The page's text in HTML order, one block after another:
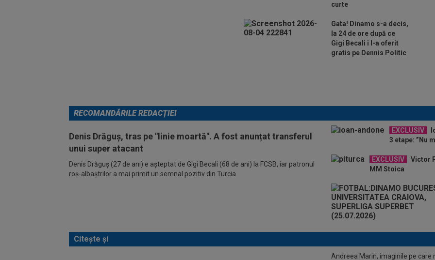
curte
Gata! Dinamo s-a decis,
la 24 de ore după ce
Gigi Becali i l-a oferit
gratis pe Dennis Politic
RECOMANDĂRILE REDACȚIEI
Denis Drăguș, tras pe "linie moartă". A fost anunțat transferul
unui super atacant
Denis Drăguș (27 de ani) e așteptat de Gigi Becali (68 de ani) la FCSB, iar patronul
roș-albaștrilor a mai primit un semnal pozitiv din Turcia.
EXCLUSIV
3 etape: ”Nu
EXCLUSIV
Victor
MM Stoica
Citește și
Andreea Marin, imaginile pe care